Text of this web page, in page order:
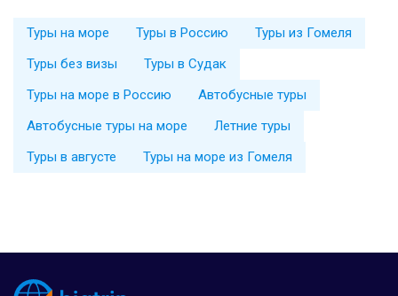
Туры на море Туры в Россию
Туры из Гомеля
Туры без визы
Туры в Судак
Туры на море в Россию
Автобусные туры
Автобусные туры на море
Летние туры
Туры в августе
Туры на море из Гомеля